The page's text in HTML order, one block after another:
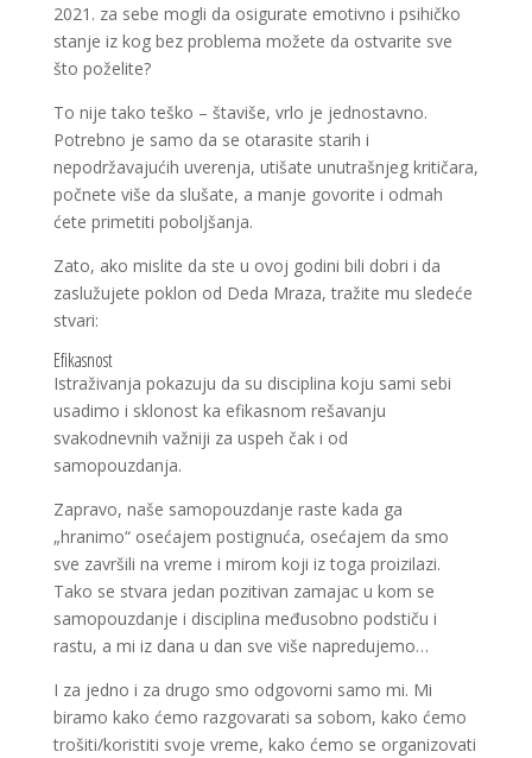
2021. za sebe mogli da osigurate emotivno i psihičko
stanje iz kog bez problema možete da ostvarite sve
što poželite?
To nije tako teško – štaviše, vrlo je jednostavno.
Potrebno je samo da se otarasite starih i
nepodržavajućih uverenja, utišate unutrašnjeg kritičara,
počnete više da slušate, a manje govorite i odmah
ćete primetiti poboljšanja.
Zato, ako mislite da ste u ovoj godini bili dobri i da
zaslužujete poklon od Deda Mraza, tražite mu sledeće
stvari:
Efikasnost
Istraživanja pokazuju da su disciplina koju sami sebi
usadimo i sklonost ka efikasnom rešavanju
svakodnevnih važniji za uspeh čak i od
samopouzdanja.
Zapravo, naše samopouzdanje raste kada ga
„hranimo“ osećajem postignuća, osećajem da smo
sve završili na vreme i mirom koji iz toga proizilazi.
Tako se stvara jedan pozitivan zamajac u kom se
samopouzdanje i disciplina međusobno podstiču i
rastu, a mi iz dana u dan sve više napredujemo…
I za jedno i za drugo smo odgovorni samo mi. Mi
biramo kako ćemo razgovarati sa sobom, kako ćemo
trošiti/koristiti svoje vreme, kako ćemo se organizovati